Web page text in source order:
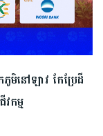
មិនៅឡាវ កែប្រែដី
កម្ម